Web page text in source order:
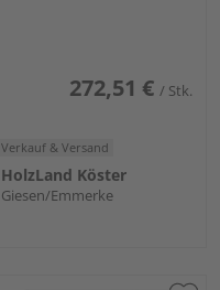
272,51 € / Stk.
Verkauf & Versand
HolzLand Köster
Giesen/Emmerke